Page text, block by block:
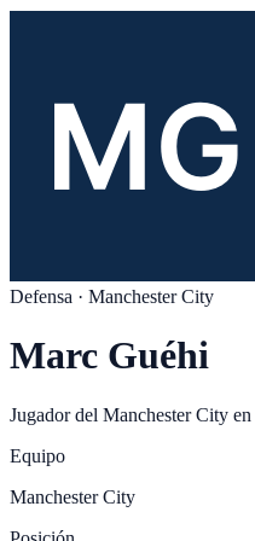
Defensa · Manchester City
Marc Guéhi
Jugador del Manchester City en
Equipo
Manchester City